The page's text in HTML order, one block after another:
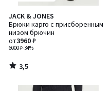
JACK & JONES
Брюки карго с присборенным
низом брючин
6000 ₽-34%
от3960 ₽
3,5
/ 5
3,5
/